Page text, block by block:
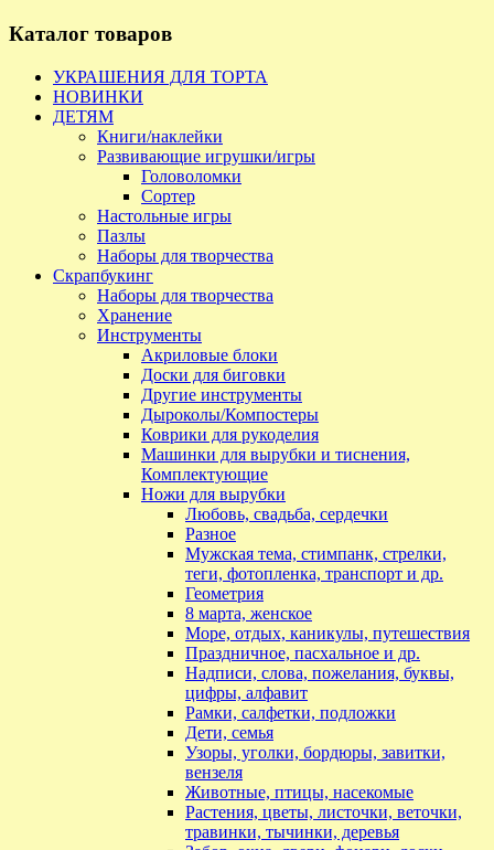
Каталог товаров
УКРАШЕНИЯ ДЛЯ ТОРТА
НОВИНКИ
ДЕТЯМ
Книги/наклейки
Развивающие игрушки/игры
Головоломки
Сортер
Настольные игры
Пазлы
Наборы для творчества
Скрапбукинг
Наборы для творчества
Хранение
Инструменты
Акриловые блоки
Доски для биговки
Другие инструменты
Дыроколы/Компостеры
Коврики для рукоделия
Машинки для вырубки и тиснения,
Комплектующие
Ножи для вырубки
Любовь, свадьба, сердечки
Разное
Мужская тема, стимпанк, стрелки,
теги, фотопленка, транспорт и др.
Геометрия
8 марта, женское
Море, отдых, каникулы, путешествия
Праздничное, пасхальное и др.
Надписи, слова, пожелания, буквы,
цифры, алфавит
Рамки, салфетки, подложки
Дети, семья
Узоры, уголки, бордюры, завитки,
вензеля
Животные, птицы, насекомые
Растения, цветы, листочки, веточки,
травинки, тычинки, деревья